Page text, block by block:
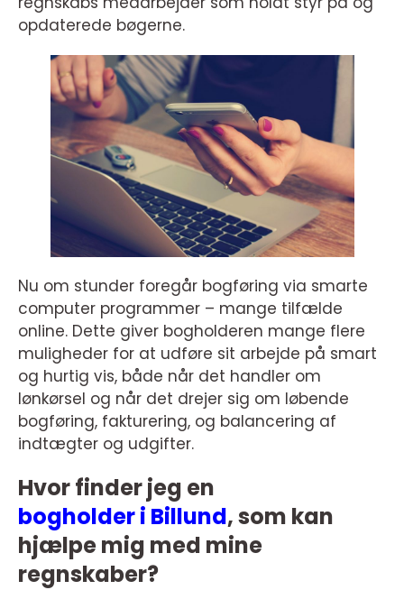
opdaterede bøgerne.
Nu om stunder foregår bogføring via smarte
computer programmer – mange tilfælde
online. Dette giver bogholderen mange flere
muligheder for at udføre sit arbejde på smart
og hurtig vis, både når det handler om
lønkørsel og når det drejer sig om løbende
bogføring, fakturering, og balancering af
indtægter og udgifter.
Hvor finder jeg en
bogholder i Billund, som kan
hjælpe mig med mine
regnskaber?